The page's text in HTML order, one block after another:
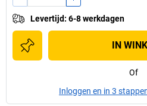
Levertijd: 6-8 werkdagen
IN
Of
Inloggen en in 3